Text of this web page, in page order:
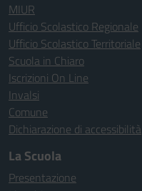
MIUR
Ufficio Scolastico Regionale
Ufficio Scolastico Territoriale
Scuola in Chiaro
Iscrizioni On Line
Invalsi
Comune
Dichiarazione di accessibilità
La Scuola
Presentazione